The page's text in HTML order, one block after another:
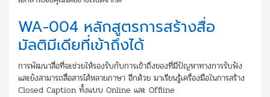
WA-004 หลักสูตรการสร้างสื่อ
มัลติมีเดียที่เข้าถึงได้
การพัฒนาสื่อที่จะช่วยให้รองรับกับการเข้าถึงของที่มีปัญหาทางการรับฟัง
และยังสามารถสื่อสารได้หลายภาษา อีกด้วย มาเรียนรู้เครื่องมือในการสร้าง
Closed Caption ทั้งแบบ Online และ Offline